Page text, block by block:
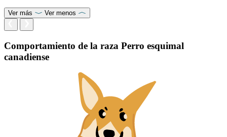
Ver más Ver menos
Comportamiento de la raza Perro esquimal
canadiense